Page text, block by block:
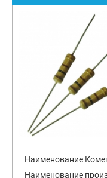
Наименование
Наименование